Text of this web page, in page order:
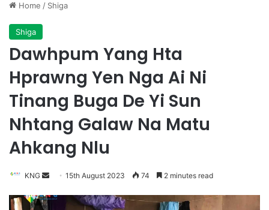
Home / Shiga
Shiga
Dawhpum Yang Hta
Hprawng Yen Nga Ai Ni
Tinang Buga De Yi Sun
Nhtang Galaw Na Matu
Ahkang Nlu
KNG 15th August 2023 74 2 minutes read